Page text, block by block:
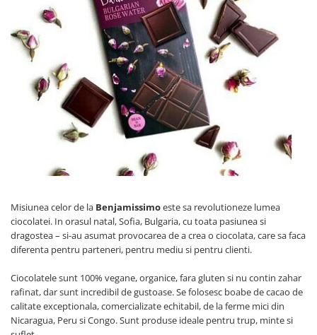
Ceai vrac
Ceaiuri diverse si accesorii
Bauturi
Sucuri
Vinuri, bere si alte bauturi
Siropuri naturale
Energizante
Siropuri Bio
Seminte bio pentru germinat
Seminte din plante oleaginoase
Fructe si legume Bio
Alimente de baza
Cereale, fulgi din cereale, mic
Misiunea celor de la Benjamissimoeste sa revolutioneze lumea
ciocolatei. In orasul natal, Sofia, Bulgaria, cu toata pasiunea si
dragostea – si-au asumat provocarea de a crea o ciocolata, care sa faca
diferenta pentru parteneri, pentru mediu si pentru clienti.
Ciocolatele sunt 100% vegane, organice, fara gluten si nu contin zahar
rafinat, dar sunt incredibil de gustoase. Se folosesc boabe de cacao de
calitate exceptionala, comercializate echitabil, de la ferme mici din
Nicaragua, Peru si Congo. Sunt produse ideale pentru trup, minte si